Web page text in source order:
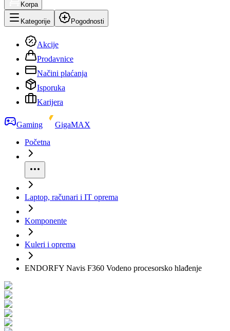
Korpa
Kategorije Pogodnosti
Akcije
Prodavnice
Načini plaćanja
Isporuka
Karijera
Gaming
GigaMAX
Početna
Laptop, računari i IT oprema
Komponente
Kuleri i oprema
ENDORFY Navis F360 Vodeno procesorsko hlađenje